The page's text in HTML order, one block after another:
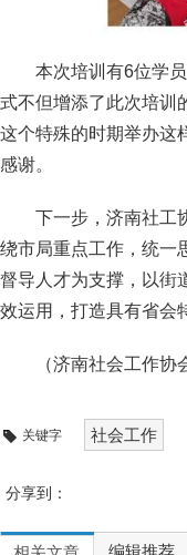
本次培训有6位学
式不但增添了此次培训
这个特殊的时期举办这
感谢。
下一步，济南社工
绕市局重点工作，统一
督导人才为支撑，以街
效运用，打造具有省会
（济南社会工作协
关键字 社会工作
分享到：